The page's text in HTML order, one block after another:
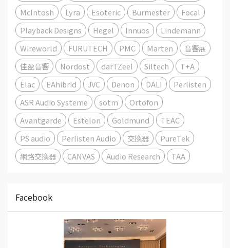
McIntosh
Lyra Esoteric Burmester
Focal
Playback Designs
Hegel Innuos
Lindemann
Wireworld
FURUTECH PMC Marten
音響展
佳盈音響
Nordost darTZeel Siltech
T+A
Elac
EAhibrid JVC Denon DALI
Perlisten
ASR Audio Systeme
sotm
Ortofon
Avantgarde
Estelon Goldmund
TEAC
PS audio
Perlisten Audio 交換器
PureTek
網路交換器
CANVAS Audio Research TAA
Facebook